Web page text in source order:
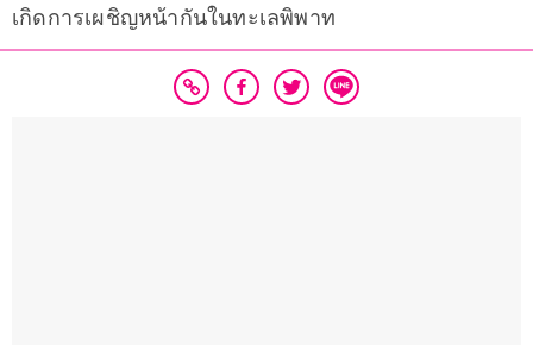
เกิดการเผชิญหน้ากันในทะเลพิพาท